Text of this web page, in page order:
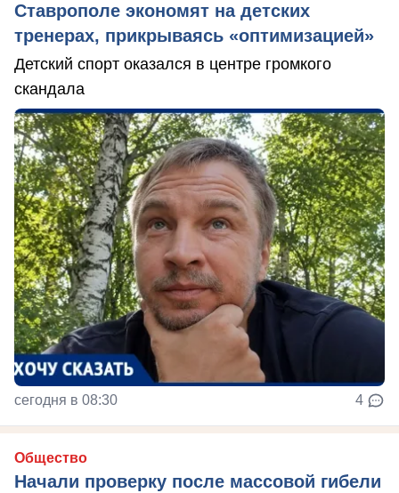
Ставрополе экономят на детских
тренерах, прикрываясь «оптимизацией»
Детский спорт оказался в центре громкого
скандала
сегодня в 08:30 4
Общество
Начали проверку после массовой гибели